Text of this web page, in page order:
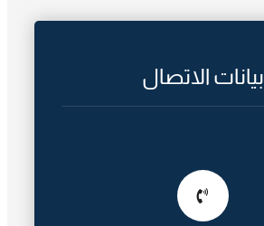
بيانات الاتصال